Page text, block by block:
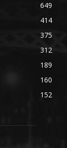
649
414
375
312
189
160
152